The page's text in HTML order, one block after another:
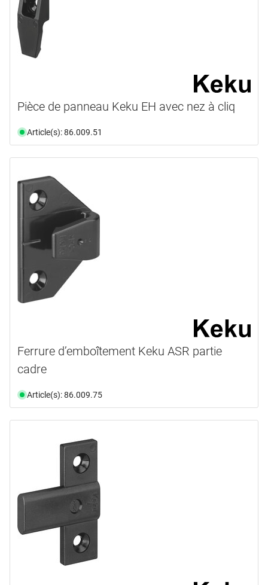
Pièce de panneau Keku EH avec nez à cliq
Article(s): 86.009.51
Ferrure d’emboîtement Keku ASR partie
cadre
Article(s): 86.009.75